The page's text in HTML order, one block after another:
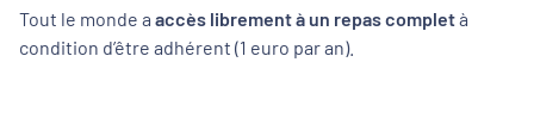
Tout le monde a accès librement à un repas completà
condition d’être adhérent (1 euro par an).